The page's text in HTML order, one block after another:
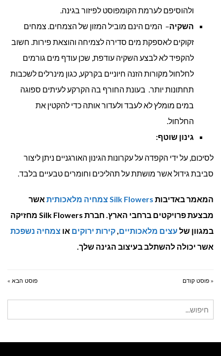
ולהוסיפם לערמת הקומפוסט לפיזור בגינה.
השקיה– המים הינם מוביל המזון של הצמחים. צמחים
זקוקים לאספקת מים סדירה לצמיחה והוצאת פירות. חשוב
להקפיד לא לבצע השקיה עודפת, שכן עודף מים גורמים
לחלחול מקורות הזנה חיוניים בקרקע, כגון מינרלים לשכבות
תחתונות יותר. בעונת החורף בה הקרקע לעיתים ספוגה
במים מומלץ לא לעבד ולעדור אותה כדי להקטין את
החלחול.
גינון שוטף:
לסיכום, על ידי הקפדה על עקרונות הגינון האורגניים ניתן ליצור
סביבת גידול אשר מושתת על תהליכים וחומרים טבעיים בלבד.
המאמר באדיבות Silk Flowers צמחיה מלאכותית אשר
מבצעת פרויקטים ברחבי הארץ. חברת Silk Flowers מחזיקה
במגוון של עצים מלאכותיים,קירות ירוקים או צמחיה נשפכת
אשר יכולה להשתלב בעיצוב הגינה שלך.
« פוסט קודם פוסט הבא »
עבור: